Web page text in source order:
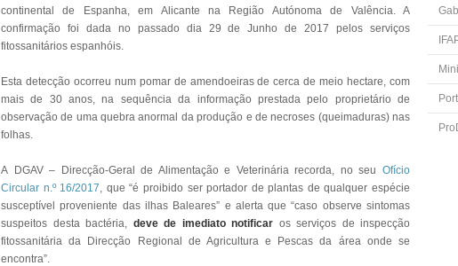
continental de Espanha, em Alicante na Região Autónoma de Valência. A
confirmação foi dada no passado dia 29 de Junho de 2017 pelos serviços
fitossanitários espanhóis.
Esta detecção ocorreu num pomar de amendoeiras de cerca de meio hectare, com
mais de 30 anos, na sequência da informação prestada pelo proprietário de
observação de uma quebra anormal da produção e de necroses (queimaduras) nas
folhas.
A DGAV – Direcção-Geral de Alimentação e Veterinária recorda, no seu Ofício
Circular n.º 16/2017, que “é proibido ser portador de plantas de qualquer espécie
susceptível proveniente das ilhas Baleares” e alerta que “caso observe sintomas
suspeitos desta bactéria, deve de imediato notificar os serviços de inspecção
fitossanitária da Direcção Regional de Agricultura e Pescas da área onde se
encontra”.